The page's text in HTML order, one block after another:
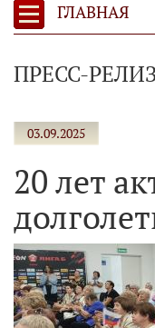
ГЛАВНАЯ
ПРЕСС-РЕЛИЗ
03.09.2025
20 лет